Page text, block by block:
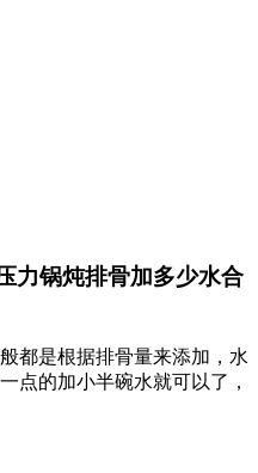
力锅炖排骨加多少水合
都是根据排骨量来添加，水
点的加小半碗水就可以了，